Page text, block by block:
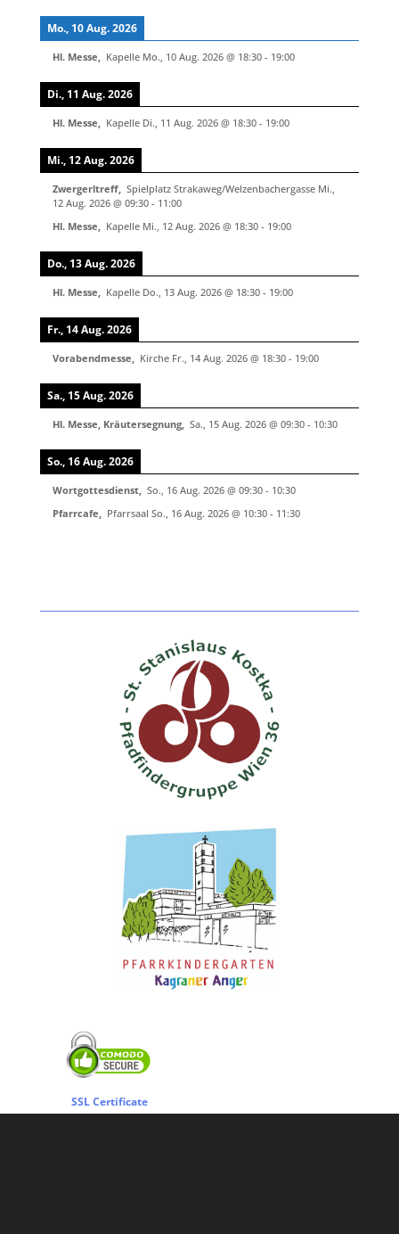
Mo., 10 Aug. 2026
Hl. Messe, Kapelle Mo., 10 Aug. 2026@ 18:30- 19:00
Di., 11 Aug. 2026
Hl. Messe, Kapelle Di., 11 Aug. 2026@ 18:30- 19:00
Mi., 12 Aug. 2026
Zwergerltreff, Spielplatz Strakaweg/Welzenbachergasse Mi.,
12 Aug. 2026@ 09:30- 11:00
Hl. Messe, Kapelle Mi., 12 Aug. 2026@ 18:30- 19:00
Do., 13 Aug. 2026
Hl. Messe, Kapelle Do., 13 Aug. 2026@ 18:30- 19:00
Fr., 14 Aug. 2026
Vorabendmesse, Kirche Fr., 14 Aug. 2026@ 18:30- 19:00
Sa., 15 Aug. 2026
Hl. Messe, Kräutersegnung, Sa., 15 Aug. 2026@ 09:30- 10:30
So., 16 Aug. 2026
Wortgottesdienst, So., 16 Aug. 2026@ 09:30- 10:30
Pfarrcafe, Pfarrsaal So., 16 Aug. 2026@ 10:30- 11:30
SSL Certificate